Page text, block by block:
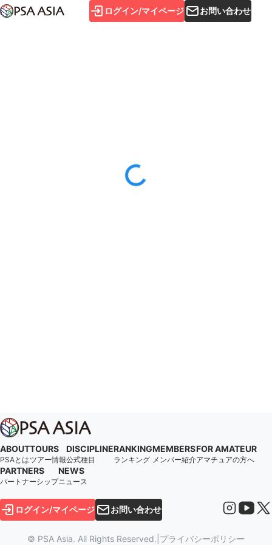
ログイン/マイページ お問い合わせ
ABOUT
PSAとは
TOURS
ツアー情報
DISCIPLINE
公式種目
RANKING
ランキング
MEMBERS
メンバー紹介
FOR AMATEUR
アマチュアの方へ
PARTNERS
パートナーシップ
NEWS
ニュース
ログイン/マイページ お問い合わせ
© PSA Asia. All Rights Reserved. プライバシーポリシー